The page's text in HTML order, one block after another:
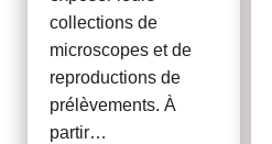
collections de
microscopes et de
reproductions de
prélèvements. À
partir…